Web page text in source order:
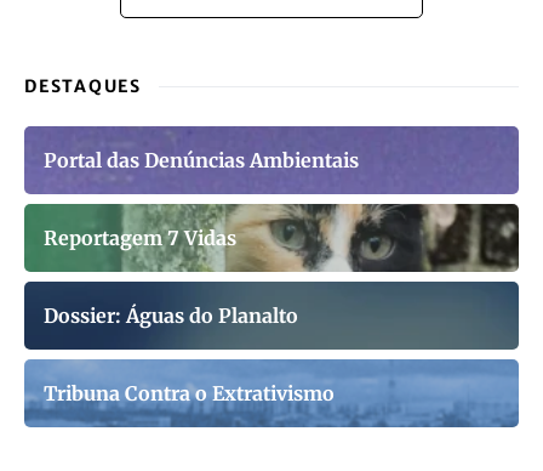
DESTAQUES
Portal das Denúncias Ambientais
Reportagem 7 Vidas
Dossier: Águas do Planalto
Tribuna Contra o Extrativismo